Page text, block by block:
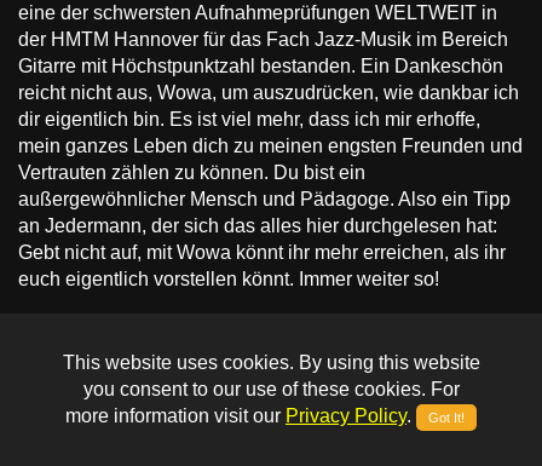
eine der schwersten Aufnahmeprüfungen WELTWEIT in
der HMTM Hannover für das Fach Jazz-Musik im Bereich
Gitarre mit Höchstpunktzahl bestanden. Ein Dankeschön
reicht nicht aus, Wowa, um auszudrücken, wie dankbar ich
dir eigentlich bin. Es ist viel mehr, dass ich mir erhoffe,
mein ganzes Leben dich zu meinen engsten Freunden und
Vertrauten zählen zu können. Du bist ein
außergewöhnlicher Mensch und Pädagoge. Also ein Tipp
an Jedermann, der sich das alles hier durchgelesen hat:
Gebt nicht auf, mit Wowa könnt ihr mehr erreichen, als ihr
euch eigentlich vorstellen könnt. Immer weiter so!
Hallo Wowa, vor einem Jahr kam ich bei dir in das
Gitarrenstudio und sagte: "Ich will Gitarre lernen". Was wir
in diesem einem Jahr geleistet haben übersteigt meinen
This website uses cookies. By using this website
you consent to our use of these cookies. For
more information visit our Privacy Policy. Got It!